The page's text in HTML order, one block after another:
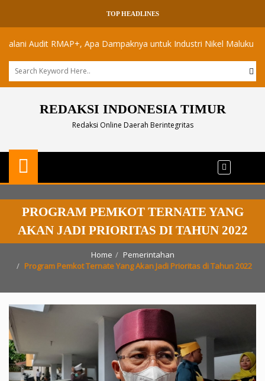
TOP HEADLINES
RMAP+, Apa Dampaknya untuk Industri Nikel Maluku Utara?
REDAKSI INDONESIA TIMUR
Redaksi Online Daerah Berintegritas
PROGRAM PEMKOT TERNATE YANG
AKAN JADI PRIORITAS DI TAHUN 2022
Home
Pemerintahan
Program Pemkot Ternate Yang Akan Jadi Prioritas di Tahun 2022